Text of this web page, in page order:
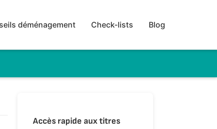
déménagement Check-lists Blog
Accès rapide aux titres